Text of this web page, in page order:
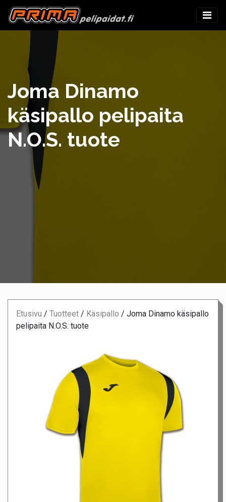
Joma Dinamo
käsipallo pelipaita
N.O.S. tuote
Etusivu / Tuotteet / Käsipallo / Joma Dinamo käsipallo
pelipaita N.O.S. tuote